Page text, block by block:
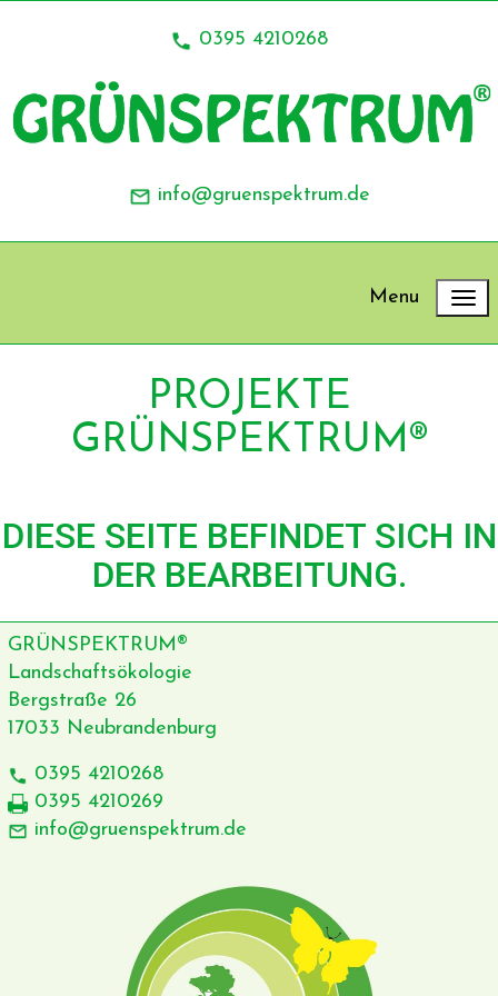
0395 4210268
info@gruenspektrum.de
Menu
PROJEKTE
GRÜNSPEKTRUM®
DIESE SEITE BEFINDET SICH IN
DER BEARBEITUNG.
GRÜNSPEKTRUM®
Landschaftsökologie
Bergstraße 26
17033 Neubrandenburg
0395 4210268
0395 4210269
info@gruenspektrum.de